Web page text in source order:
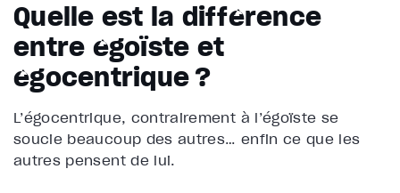
Quelle est la différence
entre égoïste et
égocentrique ?
L’égocentrique, contrairement à l’égoïste se
soucie beaucoup des autres… enfin ce que les
autres pensent de lui.